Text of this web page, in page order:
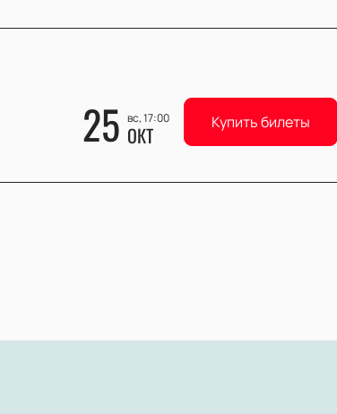
25 вс, 17:00
ОКТ Купить билеты